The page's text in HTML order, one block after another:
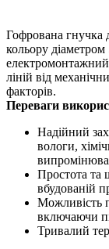
Гофрована гнучка
кольору
ліній від
факторів.
Переваги
Надійний
вологи,
Простота та
вбудованій
Можливість
включаючи
Тривалий